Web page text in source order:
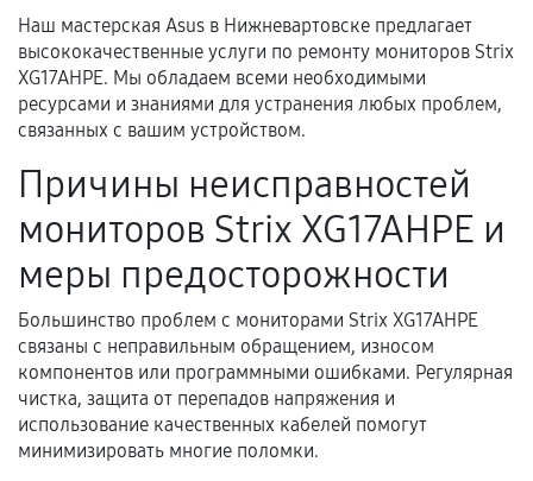
Документы для подтверждения
гарантии
Акт выполненных работ с датой, перечнем
услуг и сроком гарантии.
и кассовый чек.
Расширенная гарантия
В некоторых случаях возможно оформление
расширенной гарантии. Стоимость, сроки и
Наш мастерская Asus в Нижневартовске предлагает
высококачественные услуги по ремонту мониторов Strix
XG17AHPE. Мы обладаем всеми необходимыми
ресурсами и знаниями для устранения любых проблем,
связанных с вашим устройством.
Причины неисправностей
мониторов Strix XG17AHPE и
меры предосторожности
Большинство проблем с мониторами Strix XG17AHPE
связаны с неправильным обращением, износом
компонентов или программными ошибками. Регулярная
чистка, защита от перепадов напряжения и
использование качественных кабелей помогут
минимизировать многие поломки.